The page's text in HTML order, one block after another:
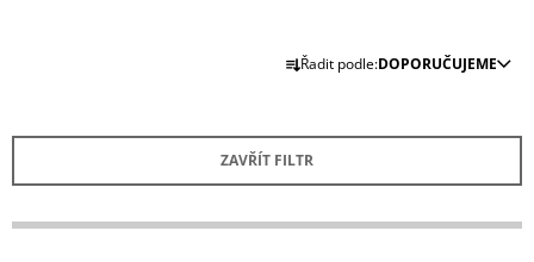
Ř
E
N
P
Řadit podle:DOPORUČUJEME
ZAVŘÍT FILTR
Í
?